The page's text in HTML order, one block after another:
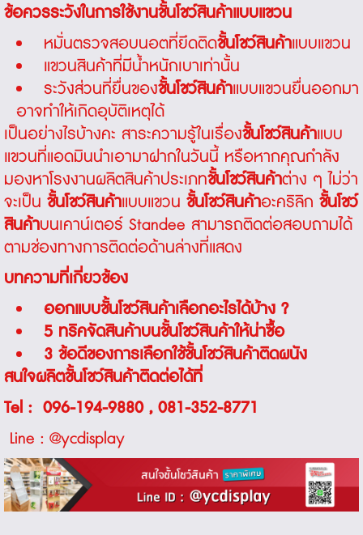
ข้อควรระวังในการใช้งานชั้นโชว์สินค้าแบบแขวน
หมั่นตรวจสอบนอตที่ยึดติดชั้นโชว์สินค้าแบบแขวน
แขวนสินค้าที่มีน้ำหนักเบาเท่านั้น
ระวังส่วนที่ยื่นของชั้นโชว์สินค้าแบบแขวนยื่นออกมา
อาจทำให้เกิดอุบัติเหตุได้
เป็นอย่างไรบ้างคะ สาระความรู้ในเรื่องชั้นโชว์สินค้าแบบ
แขวนที่แอดมินนำเอามาฝากในวันนี้ หรือหากคุณกำลัง
มองหาโรงงานผลิตสินค้าประเภทชั้นโชว์สินค้าต่าง ๆ ไม่ว่า
จะเป็น ชั้นโชว์สินค้าแบบแขวน ชั้นโชว์สินค้าอะคริลิก ชั้นโชว์
สินค้าบนเคาน์เตอร์ Standee สามารถติดต่อสอบถามได้
ตามช่องทางการติดต่อด้านล่างที่แสดง
บทความที่เกี่ยวข้อง
ออกแบบชั้นโชว์สินค้าเลือกอะไรได้บ้าง ?
5 ทริคจัดสินค้าบนชั้นโชว์สินค้าให้น่าซื้อ
3 ข้อดีของการเลือกใช้ชั้นโชว์สินค้าติดผนัง
สนใจผลิตชั้นโชว์สินค้าติดต่อได้ที่
Tel : 096-194-9880, 081-352-8771
Line : @ycdisplay